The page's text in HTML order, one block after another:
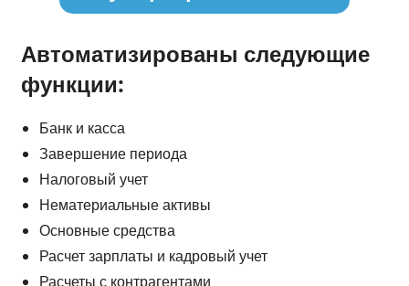
Автоматизированы следующие
функции:
Банк и касса
Завершение периода
Налоговый учет
Нематериальные активы
Основные средства
Расчет зарплаты и кадровый учет
Расчеты с контрагентами